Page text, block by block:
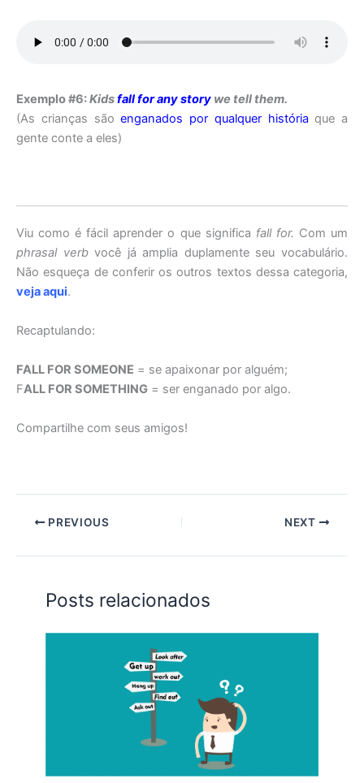
Exemplo #6:Kidsfall for any story we tell them.
(As crianças sãoenganados por qualquer história que a
gente conte a eles)
Viu como é fácil aprender o que significa fall for. Com um
phrasal verbvocê já amplia duplamente seu vocabulário.
Não esqueça de conferir os outros textos dessa categoria,
veja aqui.
Recaptulando:
FALL FOR SOMEONE = se apaixonar por alguém;
FALL FOR SOMETHING = ser enganado por algo.
Compartilhe com seus amigos!
PREVIOUS NEXT
Posts relacionados